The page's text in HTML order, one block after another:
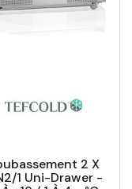
2 X
1 Uni-Drawer -